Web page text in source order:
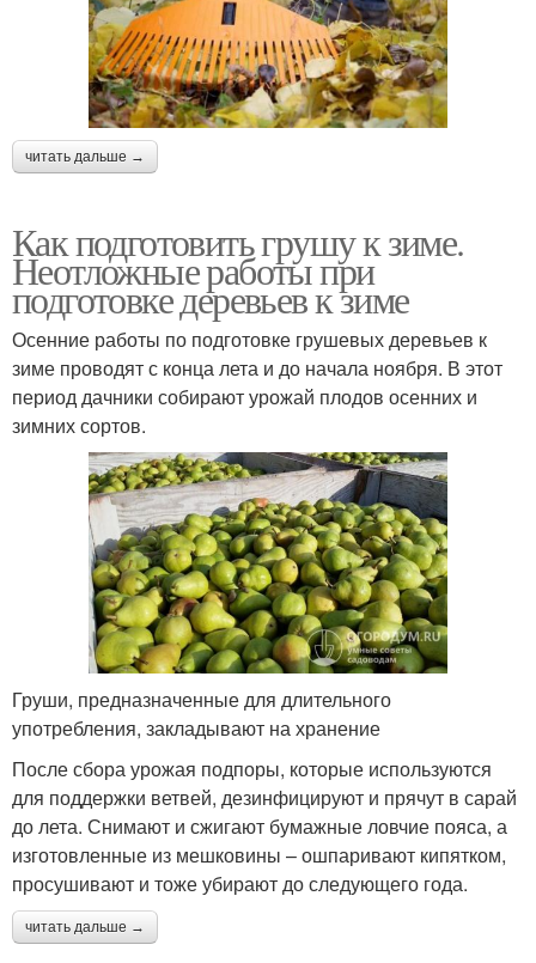
читать дальше →
Как подготовить грушу к зиме.
Неотложные работы при
подготовке деревьев к зиме
Осенние работы по подготовке грушевых деревьев к
зиме проводят с конца лета и до начала ноября. В этот
период дачники собирают урожай плодов осенних и
зимних сортов.
Груши, предназначенные для длительного
употребления, закладывают на хранение
После сбора урожая подпоры, которые используются
для поддержки ветвей, дезинфицируют и прячут в сарай
до лета. Снимают и сжигают бумажные ловчие пояса, а
изготовленные из мешковины – ошпаривают кипятком,
просушивают и тоже убирают до следующего года.
читать дальше →